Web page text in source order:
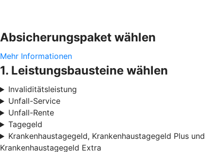
Absicherungspaket wählen
Mehr Informationen
1. Leistungsbausteine wählen
Invaliditätsleistung
Unfall-Service
Unfall-Rente
Tagegeld
Krankenhaustagegeld, Krankenhaustagegeld Plus und
Krankenhaustagegeld Extra